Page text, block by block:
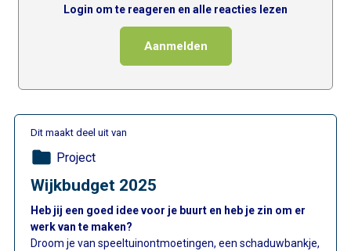
Login om te reageren en alle reacties lezen
Aanmelden
Dit maakt deel uit van
folder Project
Wijkbudget 2025
Heb jij een goed idee voor je buurt en heb je zin om er
werk van te maken?
Droom je van speeltuinontmoetingen, een schaduwbankje,